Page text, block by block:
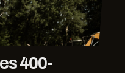
400-